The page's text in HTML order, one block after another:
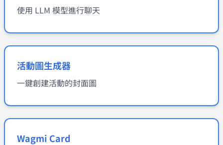
使用 LLM 模型進行聊天
活動圖生成器
一鍵創建活動的封面圖
Wagmi Card